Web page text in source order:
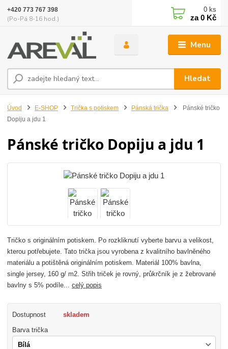
Menu
Hledat
+420 773 767 398
(Po-Pá 8-16 hod.)
0 ks
za0 Kč
Úvod E-SHOP Trička s potiskem Pánská trička
Pánské tričko
Dopiju a jdu 1
Pánské tričko Dopiju a jdu 1
Tričko s originálním potiskem. Po rozkliknutí vyberte barvu a velikost,
kterou potřebujete. Tato trička jsou vyrobena z kvalitního bavlněného
materiálu a potištěná originálním potiskem. Materiál 100% bavlna,
single jersey, 160 g/ m2. Střih triček je rovný, průkrčník je z žebrované
bavlny s 5% podíle...celý popis
Dostupnost skladem
Barva trička